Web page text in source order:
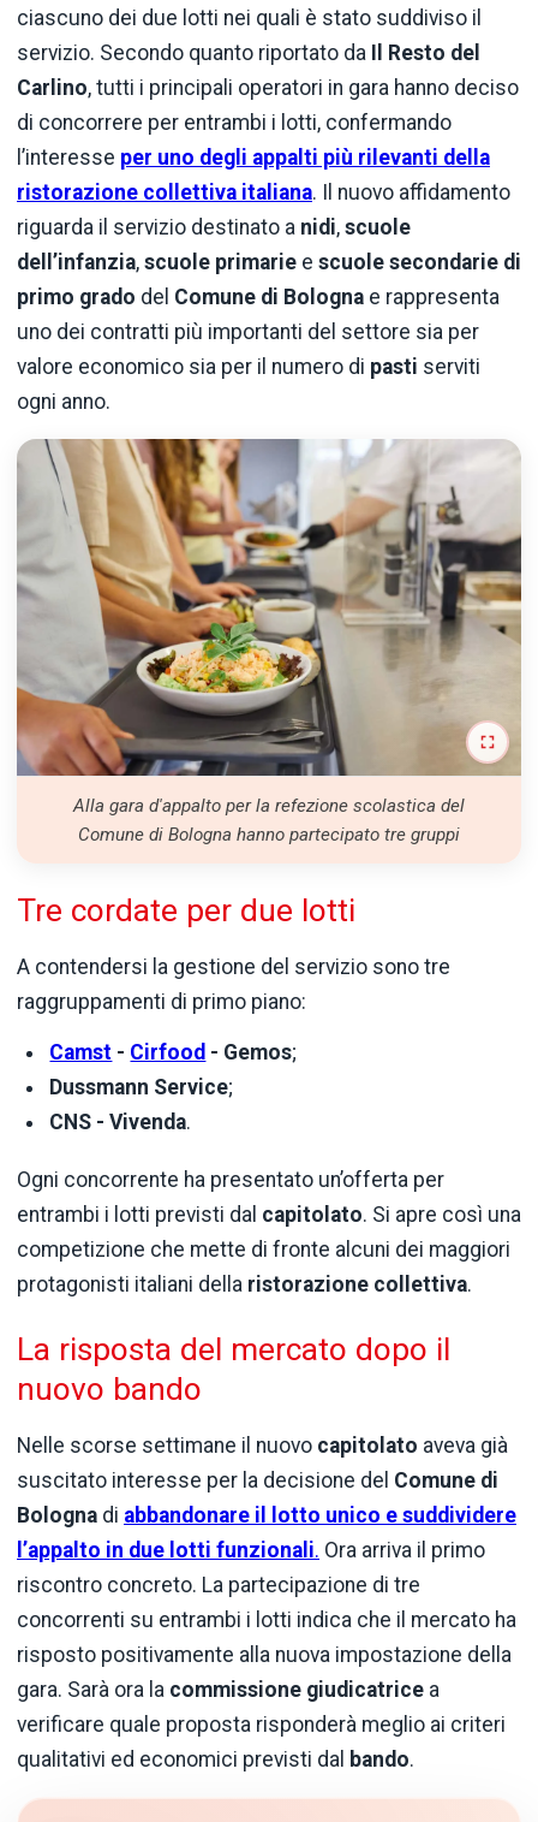
ciascuno dei due lotti nei quali è stato suddiviso il
servizio. Secondo quanto riportato da Il Resto del
Carlino, tutti i principali operatori in gara hanno deciso
di concorrere per entrambi i lotti, confermando
l’interesse per uno degli appalti più rilevanti della
ristorazione collettiva italiana. Il nuovo affidamento
riguarda il servizio destinato a nidi, scuole
dell’infanzia, scuole primarie e scuole secondarie di
primo grado del Comune di Bologna e rappresenta
uno dei contratti più importanti del settore sia per
valore economico sia per il numero di pasti serviti
ogni anno.
Alla gara d'appalto per la refezione scolastica del
Comune di Bologna hanno partecipato tre gruppi
Tre cordate per due lotti
A contendersi la gestione del servizio sono tre
raggruppamenti di primo piano:
Camst - Cirfood - Gemos;
Dussmann Service;
CNS - Vivenda.
Ogni concorrente ha presentato un’offerta per
entrambi i lotti previsti dal capitolato. Si apre così una
competizione che mette di fronte alcuni dei maggiori
protagonisti italiani della ristorazione collettiva.
La risposta del mercato dopo il
nuovo bando
Nelle scorse settimane il nuovo capitolato aveva già
suscitato interesse per la decisione del Comune di
Bologna di abbandonare il lotto unico e suddividere
l’appalto in due lotti funzionali. Ora arriva il primo
riscontro concreto. La partecipazione di tre
concorrenti su entrambi i lotti indica che il mercato ha
risposto positivamente alla nuova impostazione della
gara. Sarà ora la commissione giudicatrice a
verificare quale proposta risponderà meglio ai criteri
qualitativi ed economici previsti dal bando.